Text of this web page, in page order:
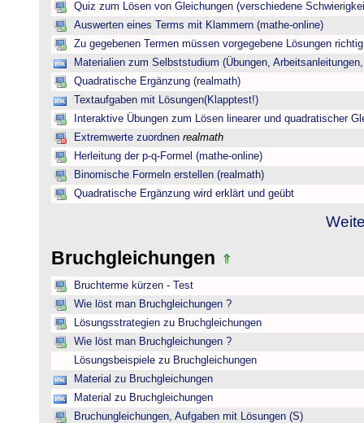
Quiz zum Lösen von Gleichungen (verschiedene
Auswerten eines Terms mit Klammern (mathe-online)
Zu gegebenen Termen müssen vorgegebene Lösungen
Materialien zum Selbststudium (Übungen,
Quadratische Ergänzung (realmath)
Textaufgaben mit Lösungen(Klapptest!)
Interaktive Übungen zum Lösen linearer und quadratischer
Extremwerte zuordnen realmath
Herleitung der p-q-Formel (mathe-online)
Binomische Formeln erstellen (realmath)
Quadratische Ergänzung wird erklärt und geübt
Bruchgleichungen
Bruchterme kürzen - Test
Wie löst man Bruchgleichungen ?
Lösungsstrategien zu Bruchgleichungen
Wie löst man Bruchgleichungen ?
Lösungsbeispiele zu Bruchgleichungen
Material zu Bruchgleichungen
Material zu Bruchgleichungen
Bruchungleichungen, Aufgaben mit Lösungen (S)